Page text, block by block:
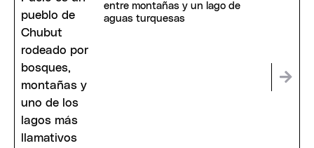
entre montañas y un lago de
aguas turquesas